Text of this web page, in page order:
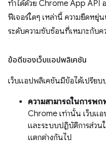
ทำได้ด้วย Chrome App API
ฟีเจอร์ใดๆ เหล่านี้ ความยืดห
ระดับความซับซ้อนที่เหมาะกับ
ข้อดีของเว็บแอปพลิเคชัน
เว็บแอปพลิเคชันมีข้อได้เปรีย
ความสามารถในการพก
Chrome เท่านั้น เว็บแอ
และระบบปฏิบัติการส่วน
แตกต่างกันไป